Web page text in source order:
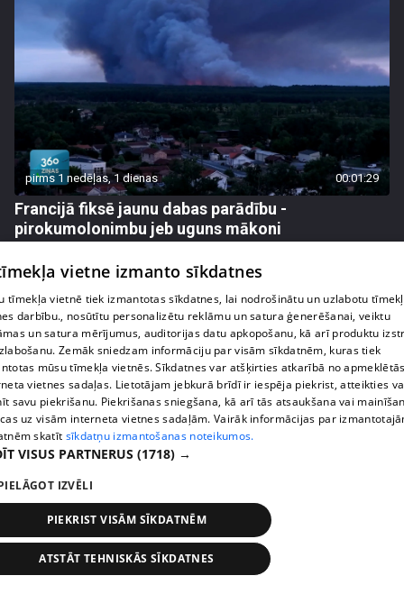
pirms 1 nedēļas, 1 dienas 00:01:29
Francijā fiksē jaunu dabas parādību -
pirokumolonimbu jeb uguns mākoni
pirms 1 nedēļas, 1 dienas
Pārtiku pērkam vairāk, bet vai “zemo cenu grozs”
408. epizode
vietne izmanto sīkdatnes
tīmekļa vietnē tiek izmantotas sīkdatnes, lai nodrošinātu un uzlabotu
darbību., nosūtītu personalizētu reklāmu un satura ģenerēšanai, veiktu
un satura mērījumus, auditorijas datu apkopošanu, kā arī produktu
Zemāk sniedzam informāciju par visām sīkdatnēm, kuras tiek
mūsu tīmekļa vietnēs. Sīkdatnes var atšķirties atkarībā no
vietnes sadaļas. Lietotājam jebkurā brīdī ir iespēja piekrist, atteikties
savu piekrišanu. Piekrišanas sniegšana, kā arī tās atsaukšana vai
uz visām interneta vietnes sadaļām. Vairāk informācijas par
skatīt sīkdatņu izmantošanas noteikumos.
VISUS PARTNERUS (1718) →
IZVĒLI
PIEKRIST VISĀM SĪKDATNĒM
ATSTĀT TEHNISKĀS SĪKDATNES